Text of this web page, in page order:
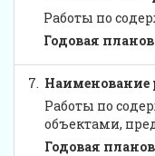
Работы по
Годовая
7. Наименование
Работы по
объектами,
Годовая